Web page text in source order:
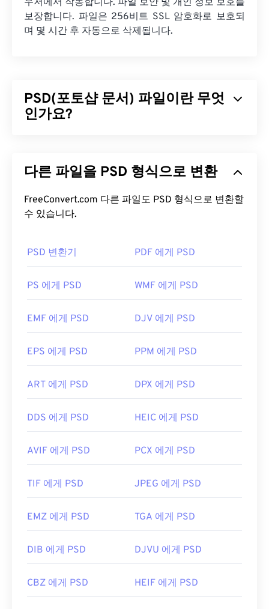
우저에서 작동합니다. 파일 보안 및 개인 정보 보호를
보장합니다. 파일은 256비트 SSL 암호화로 보호되
며 몇 시간 후 자동으로 삭제됩니다.
PSD(포토샵 문서) 파일이란 무엇
인가요?
PSD는 이미지와 그에 상응하는 레이어,벡터 패스 ,
니다! PSD를 사용하면 파일 정보를 접근 가능한 형식
으로 유지하면서 이미지나 그래픽 디자인의 개별 구
니다.
PSD 파일을 어떻게 여나요?
PSD 파일을 여는 데 가장 많이 사용되는 프로그램은
Adobe Photoshop입니다. Adobe 제품의 무료 대안
이 있습니다.
지 않습니다. 이를 해결하기 위해 PSD는 데이터를 압
축할 수 있는 파일 형식으로 변환되는 경우가 많습니
손실 압축을제공하는 PNG로 변환됩니다.
최초 출시: 1990년 2월 19일
https://www.lifewire.com/psd-file-2622194
다른 파일을 PSD 형식으로 변환
FreeConvert.com 다른 파일도 PSD 형식으로 변환할
수 있습니다.
PSD 변환기 PDF 에게 PSD
PS 에게 PSD WMF 에게 PSD
EMF 에게 PSD DJV 에게 PSD
EPS 에게 PSD PPM 에게 PSD
ART 에게 PSD DPX 에게 PSD
DDS 에게 PSD HEIC 에게 PSD
AVIF 에게 PSD PCX 에게 PSD
TIF 에게 PSD JPEG 에게 PSD
EMZ 에게 PSD TGA 에게 PSD
DIB 에게 PSD DJVU 에게 PSD
CBZ 에게 PSD HEIF 에게 PSD